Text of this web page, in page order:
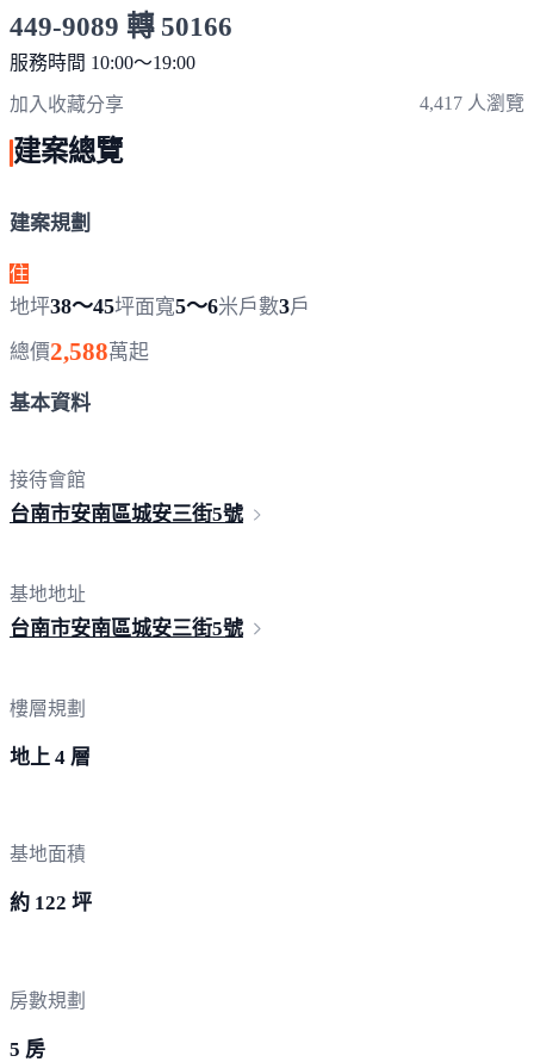
449-9089 轉 50166
服務時間 10:00～19:00
加入收藏分享 4,417 人瀏覽
建案總覽
建案規劃
住
地坪38～45坪面寬5～6米戶數3戶
總價2,588萬起
基本資料
接待會館
台南市安南區城安三街5號
基地地址
台南市安南區城安三街5號
樓層規劃
地上 4 層
基地面積
約 122 坪
房數規劃
5 房